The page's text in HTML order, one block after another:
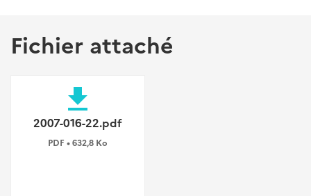
Fichier attaché
file_download
2007-016-22.pdf
PDF • 632,8 Ko